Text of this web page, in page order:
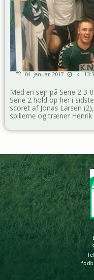
04. januar 2017 kl.
Med en sejr på Serie 2 3-
Serie 2 hold op her i
scoret af Jonas Larsen
spillerne og træner Henrik